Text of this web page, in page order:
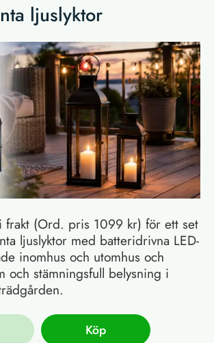
ljuslyktor
frakt (Ord. pris 1099 kr) för ett set
ljuslyktor med batteridrivna LED-
inomhus och utomhus och
och stämningsfull belysning i
Köp